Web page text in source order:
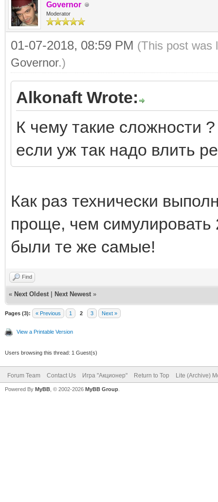
Governor
Moderator
01-07-2018, 08:59 PM (This post was
Governor.)
Alkonaft Wrote:
К чему такие сложности
если уж так надо влить
Как раз технически
проще, чем
были те же самые!
Find
« Next Oldest Next Newest »
Pages (3): « Previous 1 2 3 Next »
View a Printable Version
Users browsing this thread: 1 Guest(s)
Forum Team Contact Us Игра "Акционер" Return to Top Lite (Archive)
Powered By MyBB , © 2002-2026 MyBB Group